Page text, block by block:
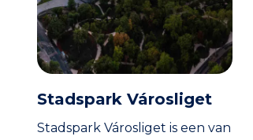
Stadspark Városliget
Stadspark Városliget is een van